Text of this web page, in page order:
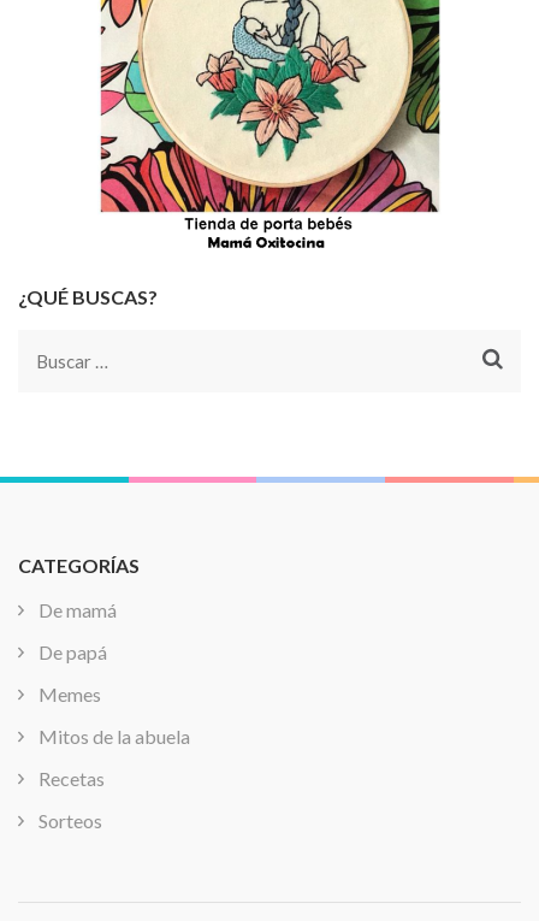
¿QUÉ BUSCAS?
Buscar:
CATEGORÍAS
De mamá
De papá
Memes
Mitos de la abuela
Recetas
Sorteos